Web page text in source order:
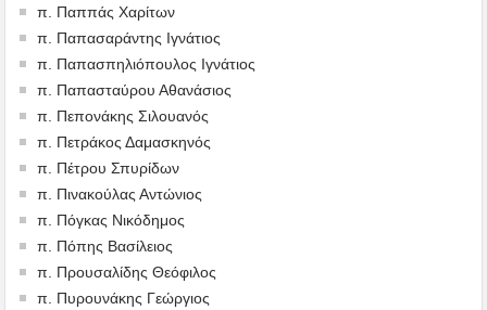
π. Παππάς Χαρίτων
π. Παπασαράντης Ιγνάτιος
π. Παπασπηλιόπουλος Ιγνάτιος
π. Παπασταύρου Αθανάσιος
π. Πεπονάκης Σιλουανός
π. Πετράκος Δαμασκηνός
π. Πέτρου Σπυρίδων
π. Πινακούλας Αντώνιος
π. Πόγκας Νικόδημος
π. Πόπης Βασίλειος
π. Προυσαλίδης Θεόφιλος
π. Πυρουνάκης Γεώργιος